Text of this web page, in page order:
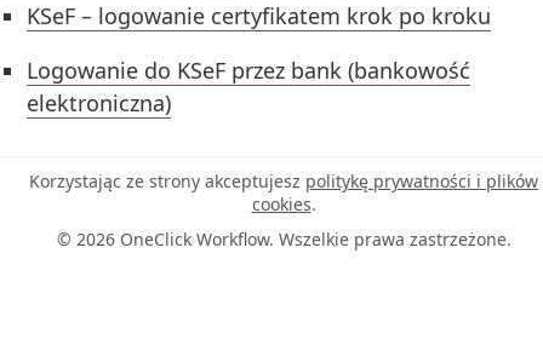
KSeF – logowanie certyfikatem krok po kroku
Logowanie do KSeF przez bank (bankowość
elektroniczna)
Korzystając ze strony akceptujesz politykę prywatności i plików
cookies.
© 2026 OneClick Workflow. Wszelkie prawa zastrzeżone.